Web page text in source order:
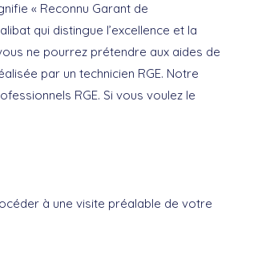
« Reconnu Garant de
qui distingue l’excellence et la
ne pourrez prétendre aux aides de
par un technicien RGE. Notre
RGE. Si vous voulez le
à une visite préalable de votre